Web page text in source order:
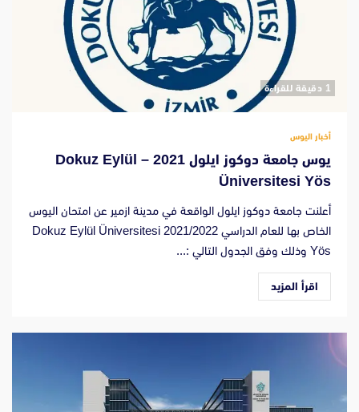
‫1 دقيقة للقراءة
أخبار اليوس
يوس جامعة دوكوز ايلول 2021 – Dokuz Eylül
Üniversitesi Yös
أعلنت جامعة دوكوز ايلول الواقعة في مدينة ازمير عن امتحان اليوس
الخاص بها للعام الدراسي 2021/2022 Dokuz Eylül Üniversitesi
Yös وذلك وفق الجدول التالي :...
اقرأ المزيد